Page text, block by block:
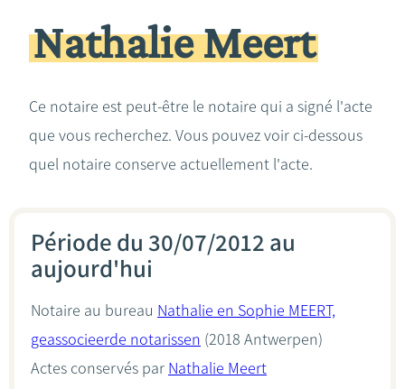
Héritage et donations
Le notaire
Nathalie Meert
Ce notaire est peut-être le notaire qui a signé l'acte
que vous recherchez. Vous pouvez voir ci-dessous
quel notaire conserve actuellement l'acte.
Période du 30/07/2012 au
aujourd'hui
Notaire au bureau Nathalie en Sophie MEERT,
geassocieerde notarissen (2018 Antwerpen)
Actes conservés par Nathalie Meert